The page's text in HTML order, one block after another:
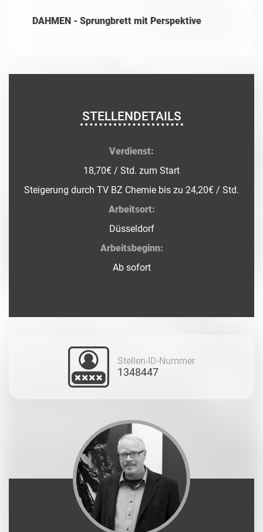
DAHMEN - Sprungbrett mit Perspektive
STELLENDETAILS
Verdienst:
18,70€ / Std. zum Start
Steigerung durch TV BZ Chemie bis zu 24,20€ / Std.
Arbeitsort:
Düsseldorf
Arbeitsbeginn:
Ab sofort
Stellen-ID-Nummer
1348447